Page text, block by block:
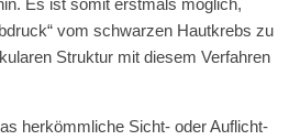
vom schwarzen Hautkrebs zu
Struktur mit diesem Verfahren
herkömmliche Sicht- oder Auflicht-